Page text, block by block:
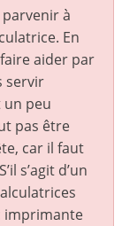
à
En
aider par
servir
un peu
pas être
car il faut
s’agit d’un
imprimante